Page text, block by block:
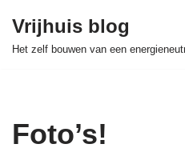
Skip
Vrijhuis blog
Het zelf bouwen van een
Foto’s!